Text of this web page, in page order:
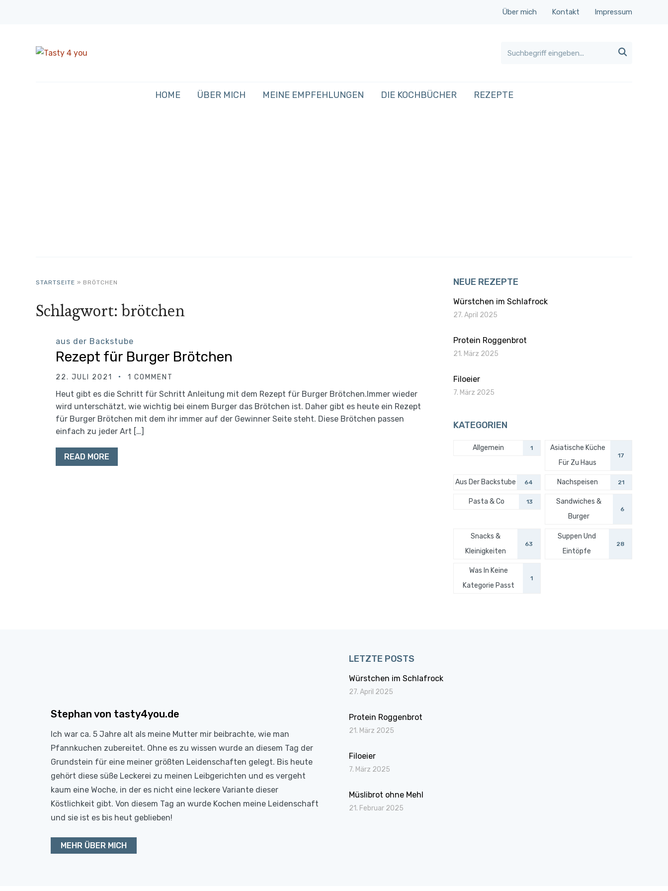
Über mich Kontakt Impressum

HOME ÜBER MICH MEINE EMPFEHLUNGEN DIE KOCHBÜCHER REZEPTE
STARTSEITE » BRÖTCHEN
Schlagwort:brötchen
aus der Backstube
Rezept für Burger Brötchen
22. JULI 2021 1 COMMENT
Heut gibt es die Schritt für Schritt Anleitung mit dem Rezept für Burger Brötchen.Immer wieder
wird unterschätzt, wie wichtig bei einem Burger das Brötchen ist. Daher gibt es heute ein Rezept
für Burger Brötchen mit dem ihr immer auf der Gewinner Seite steht. Diese Brötchen passen
einfach zu jeder Art […]
READ MORE
NEUE REZEPTE
Würstchen im Schlafrock
27. April 2025
Protein Roggenbrot
21. März 2025
Filoeier
7. März 2025
KATEGORIEN
Allgemein 1
Asiatische Küche
Für Zu Haus
17
Aus Der Backstube 64 Nachspeisen 21
Pasta & Co 13
Sandwiches &
Burger
6
Snacks &
Kleinigkeiten
63
Suppen Und
Eintöpfe
28
Was In Keine
Kategorie Passt
1
Stephan von tasty4you.de
Ich war ca. 5 Jahre alt als meine Mutter mir beibrachte, wie man
Pfannkuchen zubereitet. Ohne es zu wissen wurde an diesem Tag der
Grundstein für eine meiner größten Leidenschaften gelegt. Bis heute
gehört diese süße Leckerei zu meinen Leibgerichten und es vergeht
kaum eine Woche, in der es nicht eine leckere Variante dieser
Köstlichkeit gibt. Von diesem Tag an wurde Kochen meine Leidenschaft
und sie ist es bis heut geblieben!
MEHR ÜBER MICH
LETZTE POSTS
Würstchen im Schlafrock
27. April 2025
Protein Roggenbrot
21. März 2025
Filoeier
7. März 2025
Müslibrot ohne Mehl
21. Februar 2025